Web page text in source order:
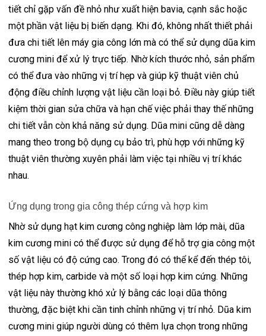
tiết chỉ gặp vấn đề nhỏ như xuất hiện bavia, cạnh sắc hoặc
một phần vật liệu bị biến dạng. Khi đó, không nhất thiết phải
đưa chi tiết lên máy gia công lớn mà có thể sử dụng dũa kim
cương mini để xử lý trực tiếp. Nhờ kích thước nhỏ, sản phẩm
có thể đưa vào những vị trí hẹp và giúp kỹ thuật viên chủ
động điều chỉnh lượng vật liệu cần loại bỏ. Điều này giúp tiết
kiệm thời gian sửa chữa và hạn chế việc phải thay thế những
chi tiết vẫn còn khả năng sử dụng. Dũa mini cũng dễ dàng
mang theo trong bộ dụng cụ bảo trì, phù hợp với những kỹ
thuật viên thường xuyên phải làm việc tại nhiều vị trí khác
nhau.
Ứng dụng trong gia công thép cứng và hợp kim
Nhờ sử dụng hạt kim cương công nghiệp làm lớp mài, dũa
kim cương mini có thể được sử dụng để hỗ trợ gia công một
số vật liệu có độ cứng cao. Trong đó có thể kể đến thép tôi,
thép hợp kim, carbide và một số loại hợp kim cứng. Những
vật liệu này thường khó xử lý bằng các loại dũa thông
thường, đặc biệt khi cần tinh chỉnh những vị trí nhỏ. Dũa kim
cương mini giúp người dùng có thêm lựa chọn trong những